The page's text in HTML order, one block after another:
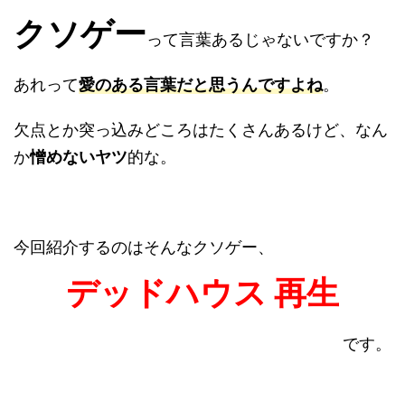
クソゲーって言葉あるじゃないですか？
あれって愛のある言葉だと思うんですよね。
欠点とか突っ込みどころはたくさんあるけど、なん
か憎めないヤツ的な。
今回紹介するのはそんなクソゲー、
デッドハウス 再生
です。